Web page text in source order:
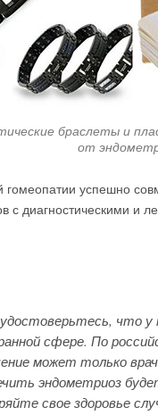
браслеты и
от
гомеопатии успешно
с диагностическими и
что у
сфере. По
может только
эндометриоз
свое здоровье